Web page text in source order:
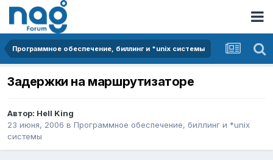
Программное обеспечение, биллинг и *unix системы
Задержки на маршрутизаторе
Автор: Hell King
23 июня, 2006 в Программное обеспечение, биллинг и *unix
системы